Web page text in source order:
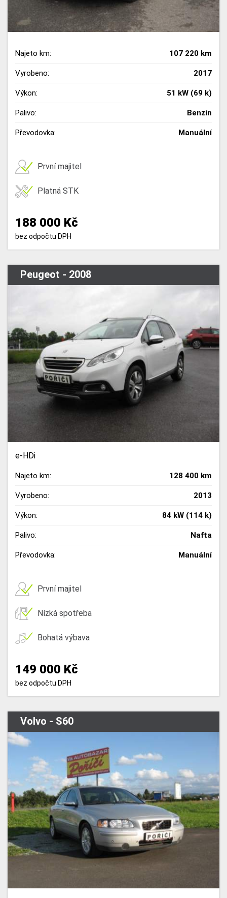
Najeto km: 107 220 km
Vyrobeno: 2017
Výkon: 51 kW (69 k)
Palivo: Benzín
Převodovka: Manuální
První majitel
Platná STK
188 000 Kč
bez odpočtu DPH
Peugeot - 2008
e-HDi
Najeto km: 128 400 km
Vyrobeno: 2013
Výkon: 84 kW (114 k)
Palivo: Nafta
Převodovka: Manuální
První majitel
Nízká spotřeba
Bohatá výbava
149 000 Kč
bez odpočtu DPH
Volvo - S60